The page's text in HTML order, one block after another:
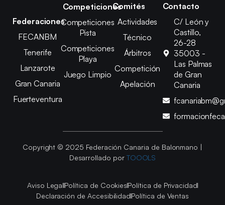
Federaciones
FECANBM
Tenerife
Lanzarote
Gran Canaria
Fuerteventura
Competiciones
Competiciones
Pista
Competiciones
Playa
Juego Limpio
Comités
Actividades
Técnico
Árbitros
Competición
Apelación
Contacto
C/ León y
Castillo,
26-28
35003 -
Las Palmas
de Gran
Canaria
Copyright © 2025 Federación Canaria de Balonmano |
Desarrollado por TOOOLS
Aviso LegalPolítica de CookiesPolítica de Privacidad
Declaración de AccesibilidadPolítica de Ventas